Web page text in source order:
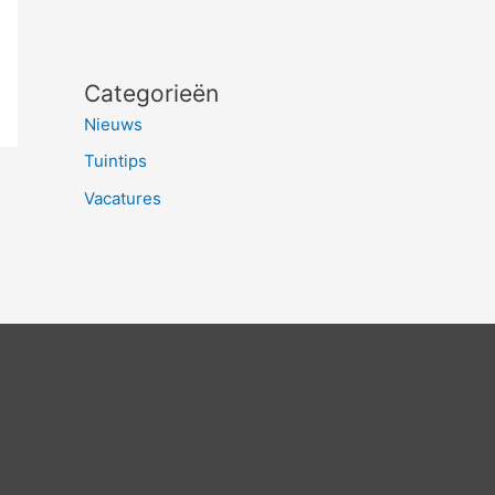
Categorieën
Nieuws
Tuintips
Vacatures